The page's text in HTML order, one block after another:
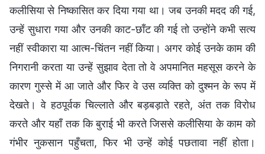
कलीसिया से निष्कासित कर दिया गया था। जब उनकी मदद की गई,
उन्हें सुधारा गया और उनकी काट-छाँट की गई तो उन्होंने कभी सत्य
नहीं स्वीकारा या आत्म-चिंतन नहीं किया। अगर कोई उनके काम की
निगरानी करता या उन्हें सुझाव देता तो वे अपमानित महसूस करने के
कारण गुस्से में आ जाते और फिर वे उस व्यक्ति को दुश्मन के रूप में
देखते। वे हठपूर्वक चिल्लाते और बड़बड़ाते रहते, अंत तक विरोध
करते और यहाँ तक कि बुराई भी करते जिससे कलीसिया के काम को
गंभीर नुकसान पहुँचता, फिर भी उन्हें कोई पछतावा नहीं होता।